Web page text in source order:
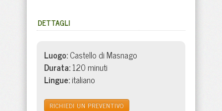
DETTAGLI
Luogo:Castello di Masnago
Durata:120 minuti
Lingue:italiano
RICHIEDI UN PREVENTIVO